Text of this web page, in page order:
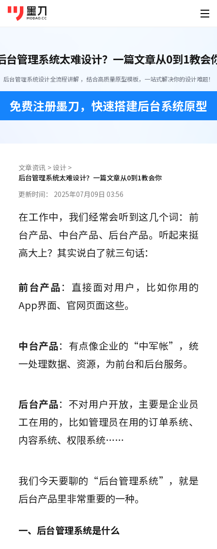
产品功能
专业UI设计、设计转代码、导入Figma
墨刀AIPPT
AI一键生成，海量PPT模板任选
墨刀流程图
为谁设计
素材广场
移动端素材
小程序
PC端素材
后台
其他素材
HMI
海量原型模板
组件素材
百套高质量组件包，一键高效复用
图标素材
AI生成原型
HTML转原型
AI生成APP
AI生成网站
设计稿转代码
AI生成PRD
AI需求评审
AI撰写产品方案
AI生成测试用例
AI生成思维导图
AI生成路线图
AI生成PPT
AI美化PPT
下载
macOS
插件
Adobe XD
Photoshop
功能介绍
企业版
企业需求诊断 定制解决方案
向团队介绍
MCP 服务
接入智能引擎 重塑设计流程
行业案例
帮助
视频教程
台管理系统太难设计？一篇文章从0到1教会
后台管理系统设计全流程讲解 ，结合高质量原型模板，一站式解决你的设计难题！
免费注册墨刀，快速搭建后台系统原型
文章资讯 >设计 >
后台管理系统太难设计？一篇文章从0到1教会你
更新时间： 2025年07月09日 03:56
在工作中，我们经常会听到这几个词：前
台产品、中台产品、后台产品。听起来挺
高大上？其实说白了就三句话：
前台产品：直接面对用户，比如你用的
App界面、官网页面这些。
中台产品：有点像企业的“中军帐”，统
一处理数据、资源，为前台和后台服务。
后台产品：不对用户开放，主要是企业员
工在用的，比如管理员在用的订单系统、
内容系统、权限系统……
我们今天要聊的“后台管理系统”，就是
后台产品里非常重要的一种。
一、后台管理系统是什么